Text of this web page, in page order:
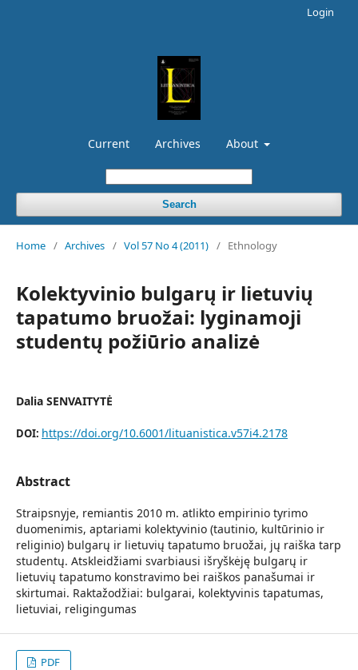
Current Archives About
Search
Login
Home / Archives / Vol 57 No 4 (2011) / Ethnology
Kolektyvinio bulgarų ir lietuvių
tapatumo bruožai: lyginamoji
studentų požiūrio analizė
Dalia SENVAITYTĖ
DOI: https://doi.org/10.6001/lituanistica.v57i4.2178
Abstract
Straipsnyje, remiantis 2010 m. atlikto empirinio tyrimo
duomenimis, aptariami kolektyvinio (tautinio, kultūrinio ir
religinio) bulgarų ir lietuvių tapatumo bruožai, jų raiška tarp
studentų. Atskleidžiami svarbiausi išryškėję bulgarų ir
lietuvių tapatumo konstravimo bei raiškos panašumai ir
skirtumai. Raktažodžiai: bulgarai, kolektyvinis tapatumas,
lietuviai, religingumas
PDF